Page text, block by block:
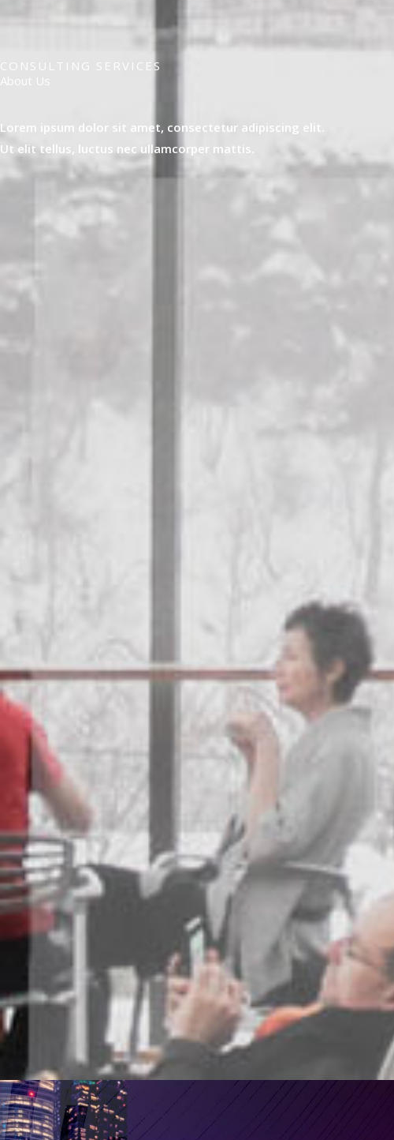
CONSULTING SERVICES
About Us
Lorem ipsum dolor sit amet, consectetur adipiscing elit.
Ut elit tellus, luctus nec ullamcorper mattis.